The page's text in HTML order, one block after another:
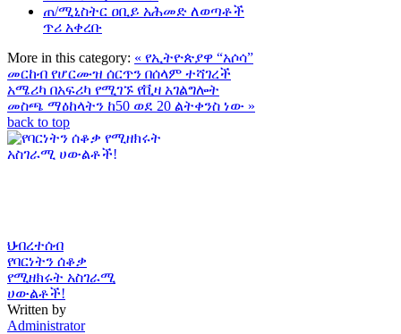
ጠ/ሚኒስትር ዐቢይ አሕመድ ለወጣቶች
ጥሪ አቀረቡ
More in this category: « የኢትዮጵያዋ “አሶሳ”
መርከብ የሆርሙዝ ሰርጥን በሰላም ተሻገረች
አሜሪካ በአፍሪካ የሚገኙ የቪዛ አገልግሎት
መስጫ ማዕከላትን ከ50 ወደ 20 ልትቀንስ ነው »
back to top
ህብረተሰብ
የባርነትን ሰቆቃ
የሚዘክሩት አስገራሚ
ሀውልቶች!
Written by
Administrator